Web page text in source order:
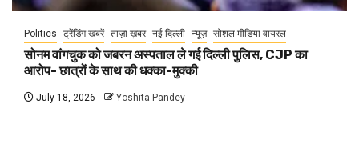
Politics ट्रेंडिंग खबरें ताज़ा ख़बर नई दिल्ली न्यूज़ सोशल मीडिया वायरल
सोनम वांगचुक को जबरन अस्पताल ले गई दिल्ली पुलिस, CJP का
आरोप- छात्रों के साथ की धक्का-मुक्की
July 18, 2026 Yoshita Pandey